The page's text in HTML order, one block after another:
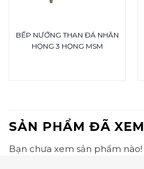
BẾP NƯỚNG THAN ĐÁ NHÂN
HỌNG 3 HỌNG MSM
SẢN PHẨM ĐÃ XEM
Bạn chưa xem sản phẩm nào!